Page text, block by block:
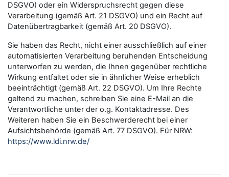
DSGVO) oder ein Widerspruchsrecht gegen diese
Verarbeitung (gemäß Art. 21 DSGVO) und ein Recht auf
Datenübertragbarkeit (gemäß Art. 20 DSGVO).
Sie haben das Recht, nicht einer ausschließlich auf einer
automatisierten Verarbeitung beruhenden Entscheidung
unterworfen zu werden, die Ihnen gegenüber rechtliche
Wirkung entfaltet oder sie in ähnlicher Weise erheblich
beeinträchtigt (gemäß Art. 22 DSGVO). Um Ihre Rechte
geltend zu machen, schreiben Sie eine E-Mail an die
Verantwortliche unter der o.g. Kontaktadresse. Des
Weiteren haben Sie ein Beschwerderecht bei einer
Aufsichtsbehörde (gemäß Art. 77 DSGVO). Für NRW:
https://www.ldi.nrw.de/